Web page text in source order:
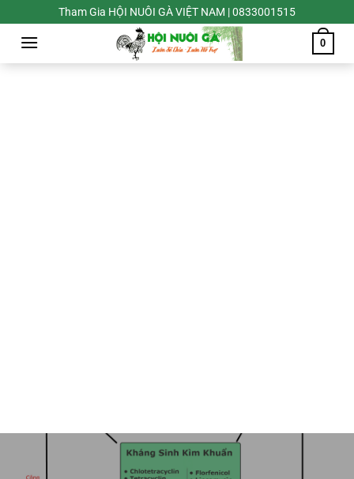
đến
dung
Tham Gia HỘI NUÔI GÀ VIỆT NAM | 0833001515
0